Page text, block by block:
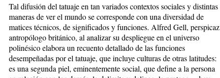
Tal difusión del tatuaje en tan variados contextos sociales y distintas
maneras de ver el mundo se corresponde con una diversidad de
matices técnicos, de significados y funciones. Alfred Gell, perspicaz
antropólogo británico, al analizar su despliegue en el universo
polinésico elabora un recuento detallado de las funciones
desempeñadas por el tatuaje, que incluye culturas de otras latitudes:
es una segunda piel, eminentemente social, que define a la persona